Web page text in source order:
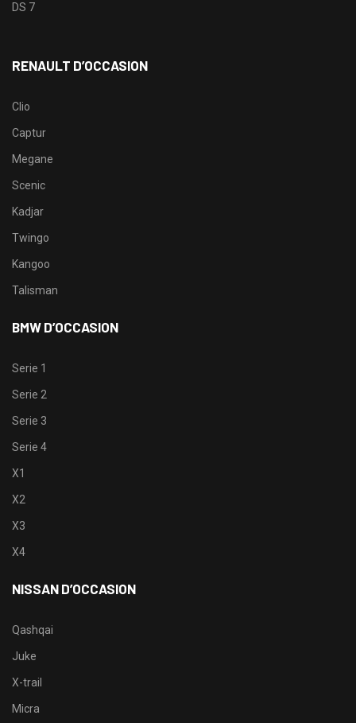
DS 7
RENAULT D’OCCASION
Clio
Captur
Megane
Scenic
Kadjar
Twingo
Kangoo
Talisman
BMW D’OCCASION
Serie 1
Serie 2
Serie 3
Serie 4
X1
X2
X3
X4
NISSAN D’OCCASION
Qashqai
Juke
X-trail
Micra